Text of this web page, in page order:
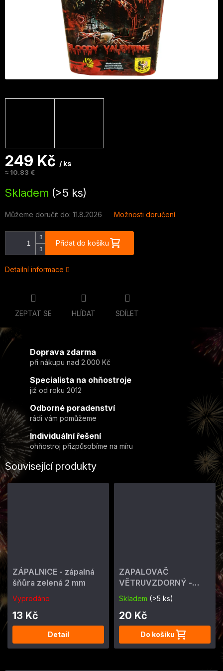
249 Kč / ks
≈ 10.83 €
cena:
Skladem (>5 ks)
Můžeme doručit do: 11.8.2026 Možnosti doručení
Přidat do košíku
Detailní informace
ZEPTAT SE HLÍDAT SDÍLET
Doprava zdarma
při nákupu nad 2.000 Kč
Specialista na ohňostroje
již od roku 2012
Odborné poradenství
rádi vám pomůžeme
Individuální řešení
ohňostroj přizpůsobíme na míru
Související produkty
ZÁPALNICE - zápalná
šňůra zelená 2 mm
Vyprodáno
13 Kč
Detail
ZAPALOVAČ
VĚTRUVZDORNÝ -
ohňostrojný 4 min
Skladem (>5 ks)
20 Kč
Do košíku